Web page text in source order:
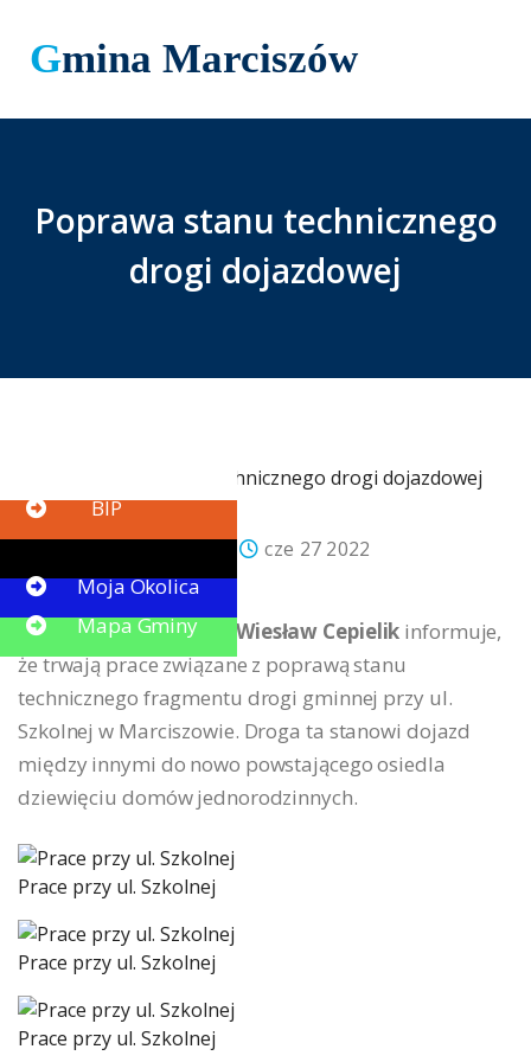
Gmina Marciszów
Poprawa stanu technicznego
drogi dojazdowej
cze 27 2022
Bez kategorii
Wójt Gminy Marciszów Wiesław Cepielik informuje,
że trwają prace związane z poprawą stanu
technicznego fragmentu drogi gminnej przy ul.
Szkolnej w Marciszowie. Droga ta stanowi dojazd
między innymi do nowo powstającego osiedla
dziewięciu domów jednorodzinnych.
Prace przy ul. Szkolnej
Prace przy ul. Szkolnej
Prace przy ul. Szkolnej
Button
BIP
Button
Moja Okolica
Mapa Gminy